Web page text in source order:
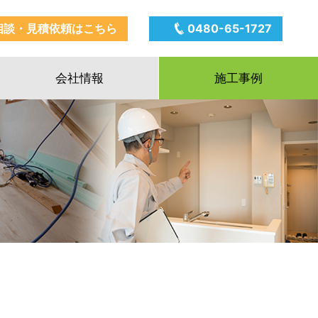
談・見積依頼はこちら 0480-65-1727
会社情報 施工事例